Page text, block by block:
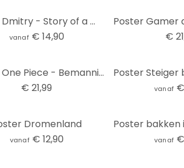
Poster Dmitry - Story of a Waterdrop
vanaf € 14,90
€
Poster One Piece - Bemanning, poster (53 x 158 cm)
€ 21,99
vanaf
Dromenland
vanaf € 12,90 vanaf